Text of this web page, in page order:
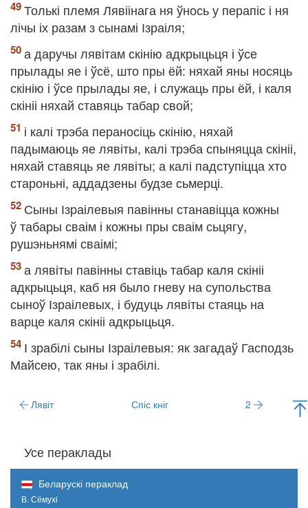
Толькі племя Лявіінага ня ўнось у перапіс і ня
лічы іх разам з сынамі Ізраіля;
а даручы лявітам скінію адкрыцьця і ўсе
прылады яе і ўсё, што пры ёй: няхай яны носяць
скінію і ўсе прылады яе, і служаць пры ёй, і каля
скініі няхай ставяць табар свой;
і калі трэба пераносіць скінію, няхай
падымаюць яе лявіты, калі трэба спыняцца скініі,
няхай ставяць яе лявіты; а калі падступіцца хто
староньні, аддадзены будзе сьмерці.
Сыны Ізраілевыя павінны станавіцца кожны
ў табары сваім і кожны пры сваім сьцягу,
рушэньнямі сваімі;
а лявіты павінны ставіць табар каля скініі
адкрыцьця, каб ня было гневу на супольства
сыноў Ізраілевых, і будуць лявіты стаяць на
варце каля скініі адкрыцьця.
І зрабілі сыны Ізраілевыя: як загадаў Гасподзь
Майсею, так яны і зрабілі.
Лявіт Спіс кніг 2
Усе пераклады
Беларускі пераклад
В. Сёмухі